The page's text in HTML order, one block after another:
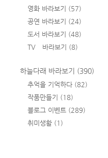
영화 바라보기 (57)
공연 바라보기 (24)
도서 바라보기 (48)
TV 바라보기 (8)
하늘다래 바라보기 (390)
추억을 기억하다 (82)
작품만들기 (18)
블로그 이벤트 (289)
취미생활 (1)